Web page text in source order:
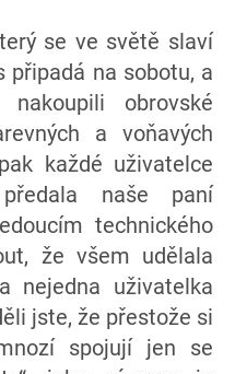
se ve světě slaví
na sobotu, a
obrovské
a voňavých
každé uživatelce
naše paní
technického
že všem udělala
nejedna uživatelka
jste, že přestože si
spojují jen se